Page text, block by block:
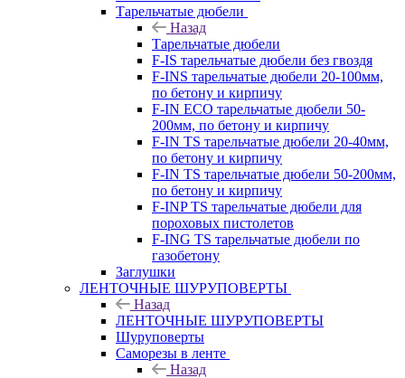
Тарельчатые дюбели
Назад
Тарельчатые дюбели
F-IS тарельчатые дюбели без гвоздя
F-INS тарельчатые дюбели 20-100мм,
по бетону и кирпичу
F-IN ECO тарельчатые дюбели 50-
200мм, по бетону и кирпичу
F-IN TS тарельчатые дюбели 20-40мм,
по бетону и кирпичу
F-IN TS тарельчатые дюбели 50-200мм,
по бетону и кирпичу
F-INP TS тарельчатые дюбели для
пороховых пистолетов
F-ING TS тарельчатые дюбели по
газобетону
Заглушки
ЛЕНТОЧНЫЕ ШУРУПОВЕРТЫ
Назад
ЛЕНТОЧНЫЕ ШУРУПОВЕРТЫ
Шуруповерты
Саморезы в ленте
Назад